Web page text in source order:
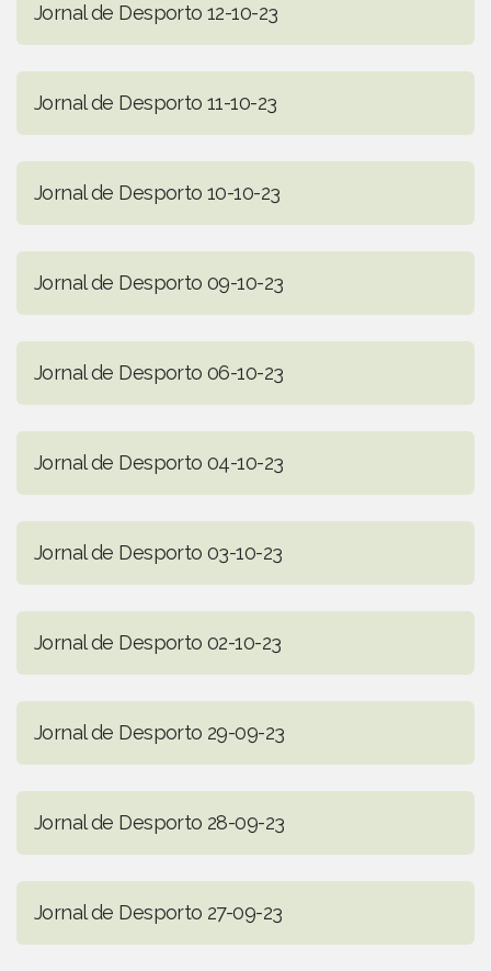
Jornal de Desporto 12-10-23
Jornal de Desporto 11-10-23
Jornal de Desporto 10-10-23
Jornal de Desporto 09-10-23
Jornal de Desporto 06-10-23
Jornal de Desporto 04-10-23
Jornal de Desporto 03-10-23
Jornal de Desporto 02-10-23
Jornal de Desporto 29-09-23
Jornal de Desporto 28-09-23
Jornal de Desporto 27-09-23